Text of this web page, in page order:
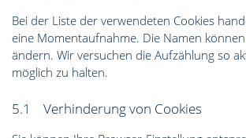
Bei der Liste der verwendeten Cookies
eine Momentaufnahme. Die Namen
ändern. Wir versuchen die Aufzählung so
möglich zu halten.
5.1 Verhinderung von Cookies